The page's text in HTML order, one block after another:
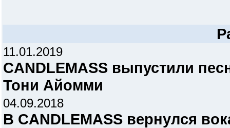
11.01.2019
CANDLEMASS выпустили
Тони Айомми
04.09.2018
В CANDLEMASS вернулся